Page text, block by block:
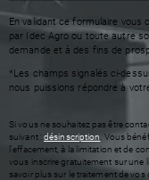
En validant ce formulaire vous
par Idec Agro ou toute autre
demande et à des fins de
*Les champs signalés ci-
nous puissions répondre à
Si vous ne souhaitez pas être
suivant : désinscription . Vous
l’effacement, à la limitation et de
vous inscrire gratuitement sur une
savoir plus sur le traitement de